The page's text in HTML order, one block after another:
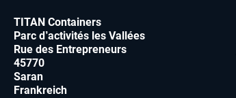
TITAN Containers
Parc d’activités les Vallées
Rue des Entrepreneurs
45770
Saran
Frankreich